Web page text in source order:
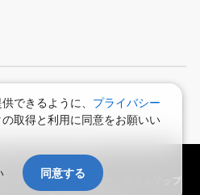
屋、ヤマキ。 : HOME
プライバシーポリシー
サイトマップ
できるように、 プライバシー
取得と利用に同意をお願いい
同意する